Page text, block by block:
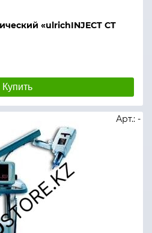
«ulrichINJECT CT
Купить
Арт.: -